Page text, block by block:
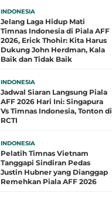
INDONESIA
Jelang Laga Hidup Mati
Timnas Indonesia di Piala AFF
2026, Erick Thohir: Kita Harus
Dukung John Herdman, Kala
Baik dan Tidak Baik
INDONESIA
Jadwal Siaran Langsung Piala
AFF 2026 Hari Ini: Singapura
Vs Timnas Indonesia, Tonton di
RCTI
INDONESIA
Pelatih Timnas Vietnam
Tanggapi Sindiran Pedas
Justin Hubner yang Dianggap
Remehkan Piala AFF 2026